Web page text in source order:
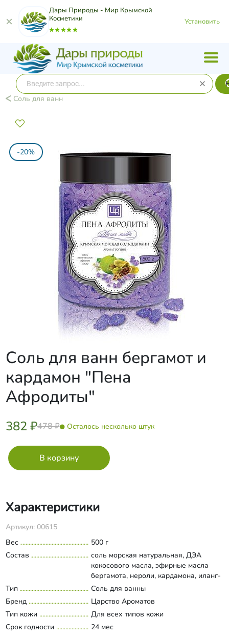
Дары Природы - Мир Крымской
Косметики
Установить
Соль для ванн
-20%
Соль для ванн бергамот и
кардамон "Пена
Афродиты"
382 ₽478 ₽ Осталось несколько штук
Характеристики
Артикул: 00615
Вес
500 г
Состав
соль морская натуральная, ДЭА
кокосового масла, эфирные масла
бергамота, нероли, кардамона, иланг-
иланга, пищевой краситель.
Развернуть состав
Тип
Соль для ванны
Бренд
Царство Ароматов
Тип кожи
Для всех типов кожи
Срок годности
24 мес